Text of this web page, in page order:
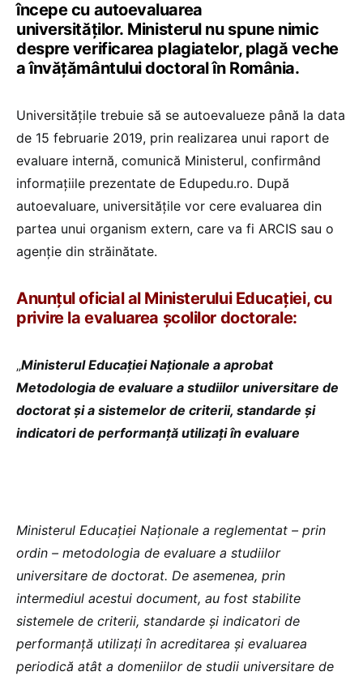
începe cu autoevaluarea
universităților. Ministerul nu spune nimic
despre verificarea plagiatelor, plagă veche
a învățământului doctoral în România.
Universitățile trebuie să se autoevalueze până la data
de 15 februarie 2019, prin realizarea unui raport de
evaluare internă, comunică Ministerul, confirmând
informațiile prezentate de Edupedu.ro. După
autoevaluare, universitățile vor cere evaluarea din
partea unui organism extern, care va fi ARCIS sau o
agenție din străinătate.
Anunțul oficial al Ministerului Educației, cu
privire la evaluarea școlilor doctorale:
„Ministerul Educației Naționale a aprobat
Metodologia de evaluare a studiilor universitare de
doctorat și a sistemelor de criterii, standarde și
indicatori de performanță utilizați în evaluare
Ministerul Educației Naționale a reglementat – prin
ordin – metodologia de evaluare a studiilor
universitare de doctorat. De asemenea, prin
intermediul acestui document, au fost stabilite
sistemele de criterii, standarde și indicatori de
performanță utilizați în acreditarea și evaluarea
periodică atât a domeniilor de studii universitare de